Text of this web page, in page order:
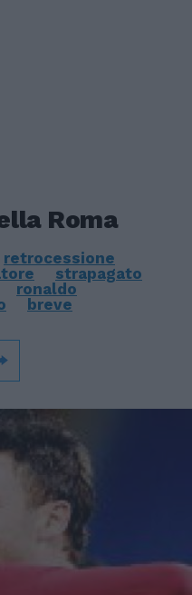
Roma
retrocessione
strapagato
ronaldo
breve